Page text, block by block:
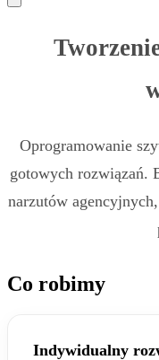
Oprogramowanie
gotowych rozwiązań.
narzutów
Co robimy
Indywidualny